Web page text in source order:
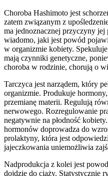
Choroba Hashimoto jest
zatem związanym z
ma jednoznacznej przyczyny
wiadomo, jaki jest powód
w organizmie kobiety.
mają czynniki genetyczne,
choroba w rodzinie, chorują o
Tarczyca jest narządem, który
organizmie. Produkuje
przemianę materii. Regulują
nerwowego. Rozregulowanie
negatywnie na płodność
hormonów doprowadza do
prolaktyny, która jest
jajeczkowania uniemożliwia
Nadprodukcja z kolei jest
dojdzie do ciąży. Statystycznie